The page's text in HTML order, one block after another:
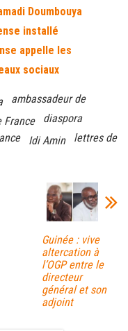
Doumbouya
installé
appelle les
sociaux
ambassadeur de
France
diaspora
Idi Amin
lettres de
Guinée : vive
altercation à
l’OGP entre le
directeur
général et son
adjoint